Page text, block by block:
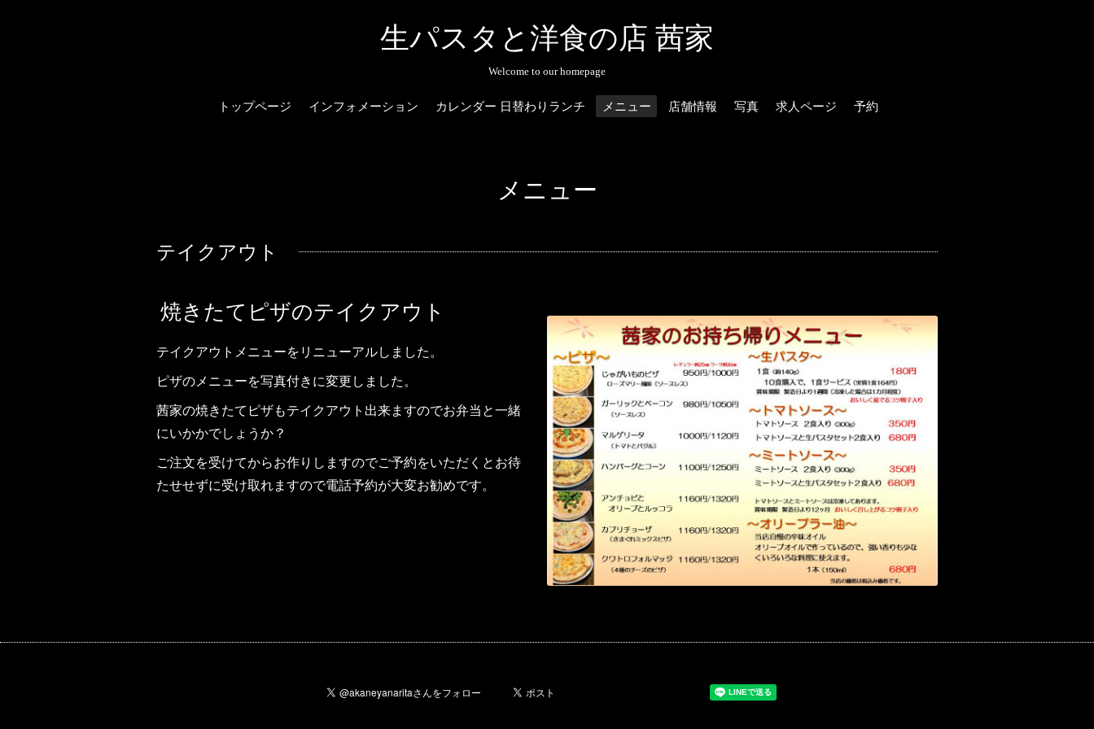
生パスタと洋食の店 茜家
Welcome to our homepage
トップページ インフォメーション カレンダー 日替わりランチ メニュー 店舗情報 写真 求人ページ 予約
メニュー
テイクアウト
焼きたてピザのテイクアウト
テイクアウトメニューをリニューアルしました。
ピザのメニューを写真付きに変更しました。
茜家の焼きたてピザもテイクアウト出来ますのでお弁当と一緒
にいかかでしょうか？
ご注文を受けてからお作りしますのでご予約をいただくとお待
たせせずに受け取れますので電話予約が大変お勧めです。